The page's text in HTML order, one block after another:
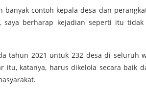
banyak contoh kepala desa dan
saya berharap kejadian seperti itu
tahun 2021 untuk 232 desa di seluruh
itu, katanya, harus dikelola secara baik